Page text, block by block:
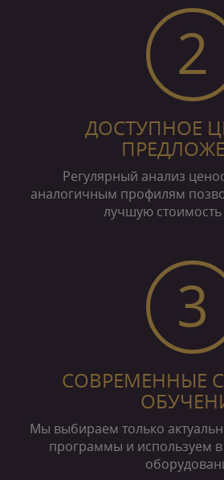
2
ДОСТУПНОЕ
Регулярный анализ
аналогичным профилям
лучшую стоимость
3
СОВРЕМЕННЫЕ
Мы выбираем только
программы и используем